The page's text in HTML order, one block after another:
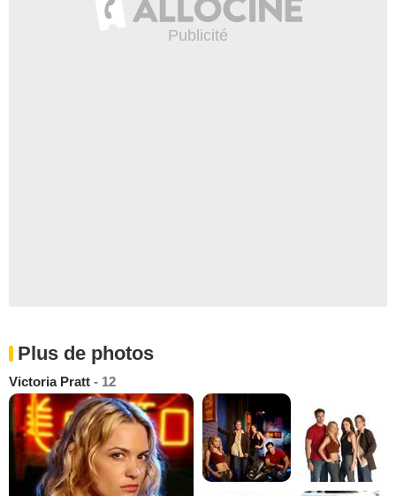
Plus de photos
Victoria Pratt - 12